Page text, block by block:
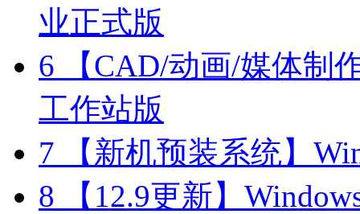
业正式版
6 【CAD/动画/媒体制
工作站版
7 【新机预装系统】
8 【12.9更新】